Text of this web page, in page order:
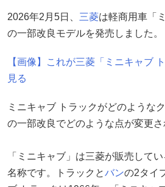
2026年2月5日、 三菱は軽商用車「
の一部改良モデルを発売しました。
【画像】これが三菱「ミニキャブ
見る
ミニキャブ トラックがどのような
の一部改良でどのような点が変更さ
「ミニキャブ」は三菱が販売して
名称です。トラックとバンの2タイ